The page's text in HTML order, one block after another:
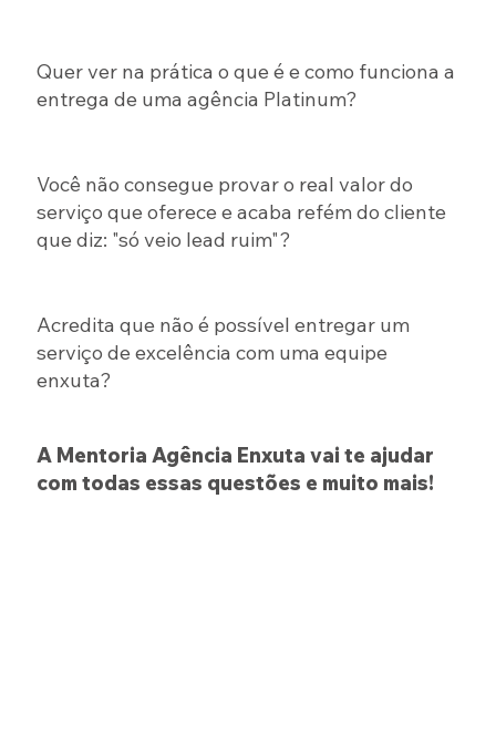
Quer ver na prática o que é e como funciona a
entrega de uma agência Platinum?
Você não consegue provar o real valor do
serviço que oferece e acaba refém do cliente
que diz: "só veio lead ruim"?
Acredita que não é possível entregar um
serviço de excelência com uma equipe
enxuta?
A Mentoria Agência Enxuta vai te ajudar
com todas essas questões e muito mais!